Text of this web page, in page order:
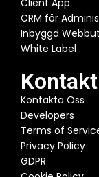
CRM för
Inbyggd
White Label
Kontakt
Kontakta Oss
Developers
Terms of
Privacy Policy
GDPR